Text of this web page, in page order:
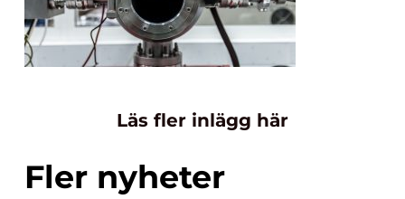
Läs fler inlägg här
Fler nyheter